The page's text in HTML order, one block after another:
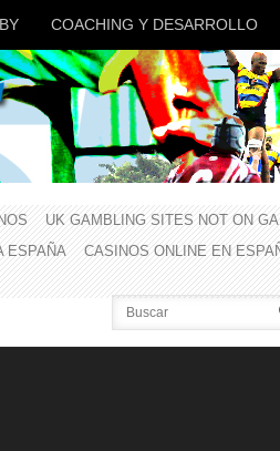
COACHING Y DESARROLLO
UK GAMBLING SITES NOT ON
ESPAÑA
CASINOS ONLINE EN